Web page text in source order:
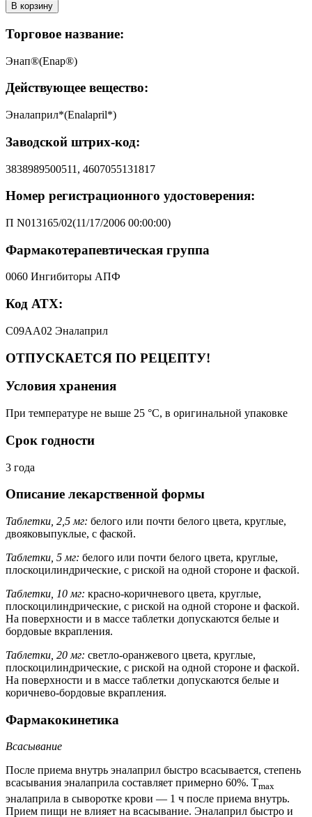
В корзину
Торговое название:
Энап®(Enap®)
Действующее вещество:
Эналаприл*(Enalapril*)
Заводской штрих-код:
3838989500511, 4607055131817
Номер регистрационного удостоверения:
П N013165/02(11/17/2006 00:00:00)
Фармакотерапевтическая группа
0060 Ингибиторы АПФ
Код АТХ:
C09AA02 Эналаприл
ОТПУСКАЕТСЯ ПО РЕЦЕПТУ!
Условия хранения
При температуре не выше 25 °C, в оригинальной упаковке
Срок годности
3 года
Описание лекарственной формы
Таблетки, 2,5 мг: белого или почти белого цвета, круглые,
двояковыпуклые, с фаской.
Таблетки, 5 мг: белого или почти белого цвета, круглые,
плоскоцилиндрические, с риской на одной стороне и фаской.
Таблетки, 10 мг: красно-коричневого цвета, круглые,
плоскоцилиндрические, с риской на одной стороне и фаской.
На поверхности и в массе таблетки допускаются белые и
бордовые вкрапления.
Таблетки, 20 мг: светло-оранжевого цвета, круглые,
плоскоцилиндрические, с риской на одной стороне и фаской.
На поверхности и в массе таблетки допускаются белые и
коричнево-бордовые вкрапления.
Фармакокинетика
Всасывание
После приема внутрь эналаприл быстро всасывается, степень
всасывания эналаприла составляет примерно 60%. Tmax
эналаприла в сыворотке крови — 1 ч после приема внутрь.
Прием пищи не влияет на всасывание. Эналаприл быстро и